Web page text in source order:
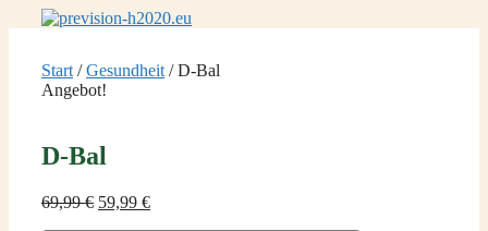
Start /Gesundheit / D-Bal
Angebot!
D-Bal
69,99€ Ursprünglicher
59,99 €Aktueller